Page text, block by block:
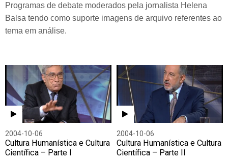
Programas de debate moderados pela jornalista Helena
Balsa tendo como suporte imagens de arquivo referentes ao
tema em análise.
2004-10-06
Cultura Humanística e Cultura
Científica – Parte I
2004-10-06
Cultura Humanística e Cultura
Científica – Parte II